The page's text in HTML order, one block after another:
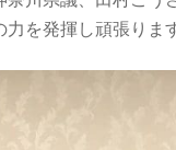
力を発揮し頑張りま